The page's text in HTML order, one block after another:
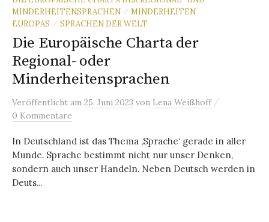
MINDERHEITENSPRACHEN
/ MINDERHEITEN
EUROPAS
/ SPRACHEN DER WELT
Die Europäische Charta der
Regional- oder
Minderheitensprachen
Veröffentlicht am 25. Juni 2023 von Lena Weißhoff /
0 Kommentare
In Deutschland ist das Thema ‚Sprache‘ gerade in aller
Munde. Sprache bestimmt nicht nur unser Denken,
sondern auch unser Handeln. Neben Deutsch werden in
Deuts...